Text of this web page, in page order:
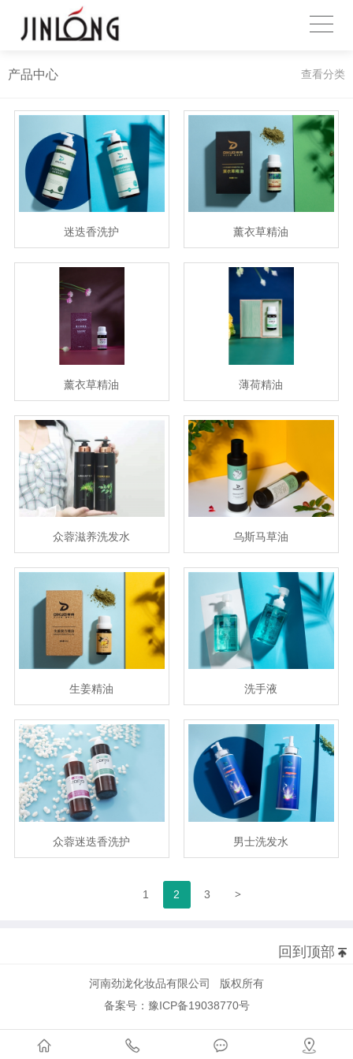
产品中心 查看分类
迷迭香洗护 薰衣草精油
薰衣草精油 薄荷精油
众蓉滋养洗发水 乌斯马草油
生姜精油 洗手液
众蓉迷迭香洗护 男士洗发水
1 2 3 >
回到顶部
河南劲泷化妆品有限公司 版权所有
备案号：豫ICP备19038770号